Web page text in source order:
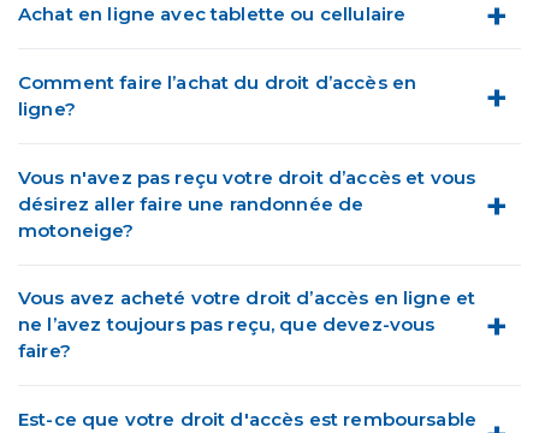
Achat en ligne avec tablette ou cellulaire
Comment faire l’achat du droit d’accès en
ligne?
Vous n'avez pas reçu votre droit d’accès et vous
désirez aller faire une randonnée de
motoneige?
Vous avez acheté votre droit d’accès en ligne et
ne l’avez toujours pas reçu, que devez-vous
faire?
Est-ce que votre droit d'accès est remboursable